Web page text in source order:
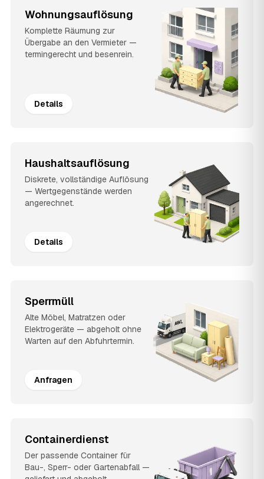
Wohnungsauflösung
Komplette Räumung zur
Übergabe an den Vermieter —
termingerecht und besenrein.
Details
Haushaltsauflösung
Diskrete, vollständige Auflösung
— Wertgegenstände werden
angerechnet.
Details
Sperrmüll
Alte Möbel, Matratzen oder
Elektrogeräte — abgeholt ohne
Warten auf den Abfuhrtermin.
Anfragen
Containerdienst
Der passende Container für
Bau-, Sperr- oder Gartenabfall —